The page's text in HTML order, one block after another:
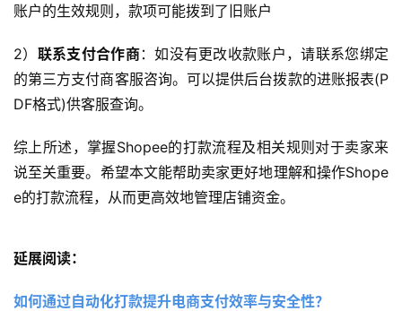
账户的生效规则，款项可能拨到了旧账户
2） 联系支付合作商：如没有更改收款账户，请联系您绑定
的第三方支付商客服咨询。可以提供后台拨款的进账报表(P
DF格式)供客服查询。
综上所述，掌握Shopee的打款流程及相关规则对于卖家来
说至关重要。希望本文能帮助卖家更好地理解和操作Shope
e的打款流程，从而更高效地管理店铺资金。
延展阅读：
如何通过自动化打款提升电商支付效率与安全性？